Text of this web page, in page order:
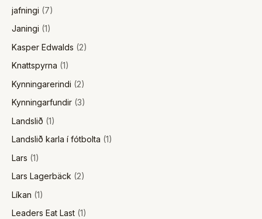
jafningi (7)
Janingi (1)
Kasper Edwalds (2)
Knattspyrna (1)
Kynningarerindi (2)
Kynningarfundir (3)
Landslið (1)
Landslið karla í fótbolta (1)
Lars (1)
Lars Lagerbäck (2)
Líkan (1)
Leaders Eat Last (1)